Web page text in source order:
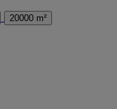
20000 m²